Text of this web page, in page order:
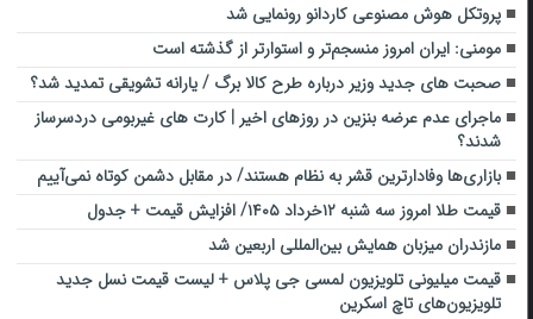
پروتکل هوش مصنوعی کاردانو رونمایی شد
مومنی: ایران امروز منسجم‌تر و استوارتر از گذشته است
صحبت های جدید وزیر درباره طرح کالا برگ / یارانه تشویقی تمدید شد؟
ماجرای عدم عرضه بنزین در روزهای اخیر | کارت های غیربومی دردسرساز
شدند؟
بازاری‌ها وفادارترین قشر به نظام هستند/ در مقابل دشمن کوتاه نمی‌آییم
قیمت طلا امروز سه شنبه ۱۲خرداد ۱۴۰۵/ افزایش قیمت + جدول
مازندران میزبان همایش بین‌المللی اربعین شد
قیمت میلیونی تلویزیون لمسی جی پلاس + لیست قیمت نسل جدید
تلویزیون‌های تاچ اسکرین